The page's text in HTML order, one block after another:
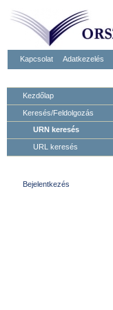
Kapcsolat Adatkezelés
Kezdőlap
Keresés/Feldolgozás
URN keresés
URL keresés
Bejelentkezés